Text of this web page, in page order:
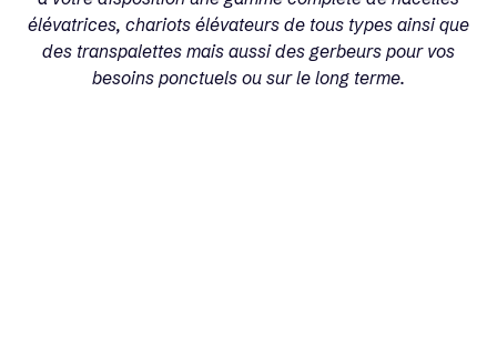
élévatrices, chariots élévateurs de tous types ainsi que
des transpalettes mais aussi des gerbeurs pour vos
besoins ponctuels ou sur le long terme.